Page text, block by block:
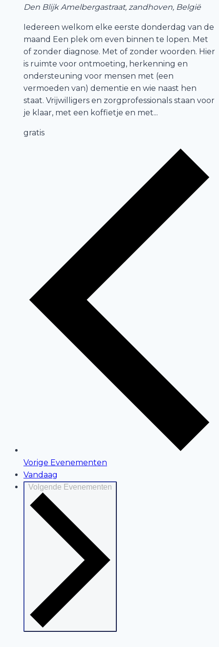
Den BlijkAmelbergastraat, zandhoven, België
Iedereen welkom elke eerste donderdag van de
maand Een plek om even binnen te lopen. Met
of zonder diagnose. Met of zonder woorden. Hier
is ruimte voor ontmoeting, herkenning en
ondersteuning voor mensen met (een
vermoeden van) dementie en wie naast hen
staat. Vrijwilligers en zorgprofessionals staan voor
je klaar, met een koffietje en met...
gratis
Vorige Evenementen
Vandaag
Volgende Evenementen